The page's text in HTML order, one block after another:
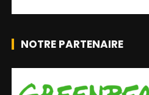
NOTRE PARTENAIRE